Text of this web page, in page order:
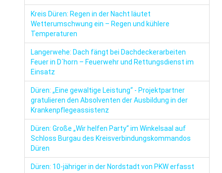
Kreis Düren: Regen in der Nacht läutet
Wetterumschwung ein – Regen und kühlere
Temperaturen
Langerwehe: Dach fängt bei Dachdeckerarbeiten
Feuer in D´horn – Feuerwehr und Rettungsdienst im
Einsatz
Düren: „Eine gewaltige Leistung“ - Projektpartner
gratulieren den Absolventen der Ausbildung in der
Krankenpflegeassistenz
Düren: Große „Wir helfen Party“ im Winkelsaal auf
Schloss Burgau des Kreisverbindungskommandos
Düren
Düren: 10-jähriger in der Nordstadt von PKW erfasst